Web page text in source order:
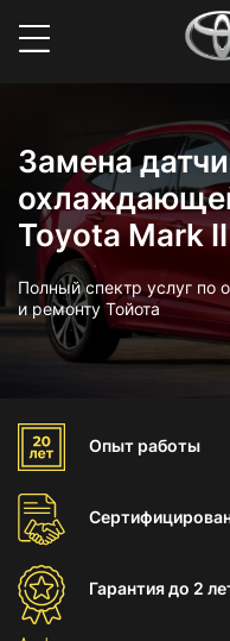
Замена
Toyota Mark II
Полный спектр услуг по
и ремонту Тойота
Опыт работы
Гарантиядо 2